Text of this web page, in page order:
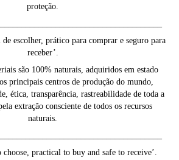
proteção.
escolher, prático para comprar e seguro para
receber’.
são 100% naturais, adquiridos em estado
principais centros de produção do mundo,
ética, transparência, rastreabilidade de toda a
extração consciente de todos os recursos
naturais.
choose, practical to buy and safe to receive’.